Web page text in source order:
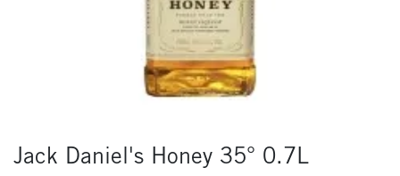
Jack Daniel's Honey 35° 0.7L